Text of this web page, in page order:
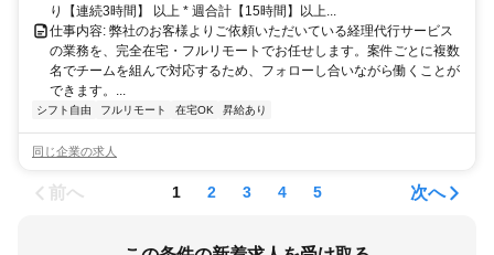
り【連続3時間】 以上 * 週合計【15時間】以上...
仕事内容: 弊社のお客様よりご依頼いただいている経理代行サービス
の業務を、完全在宅・フルリモートでお任せします。案件ごとに複数
名でチームを組んで対応するため、フォローし合いながら働くことが
できます。...
シフト自由 フルリモート 在宅OK 昇給あり
同じ企業の求人
前へ 1 2 3 4 5 次へ